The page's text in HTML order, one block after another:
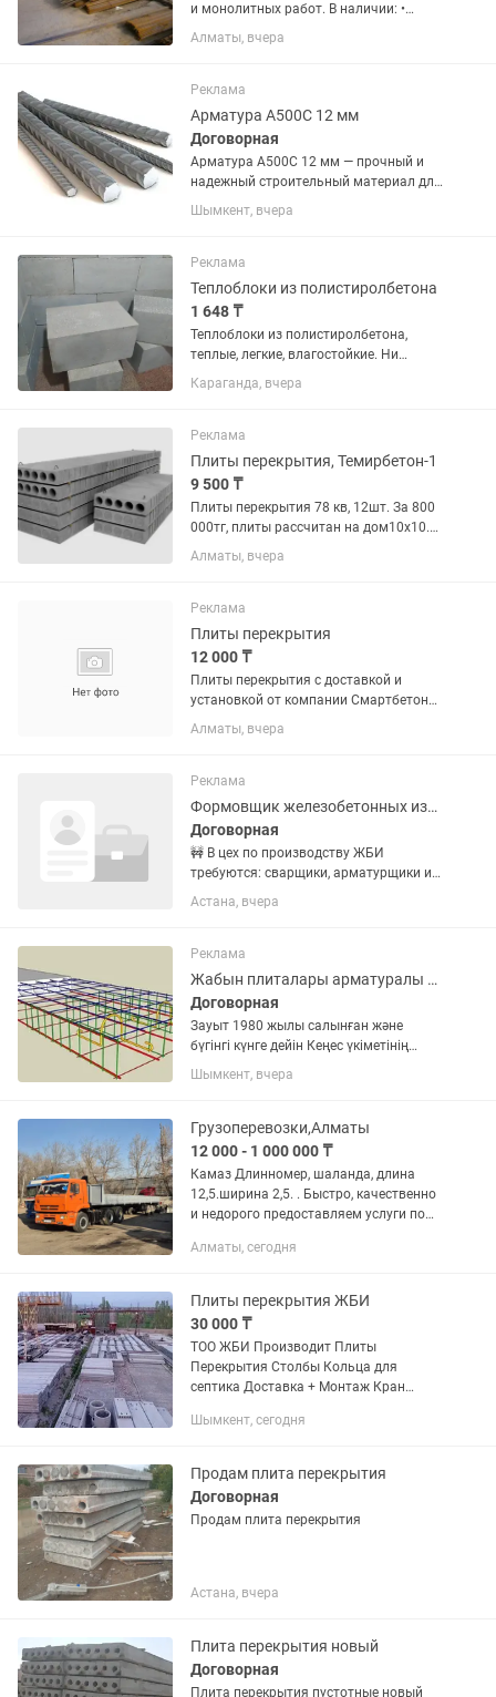
и монолитных работ. В наличии: •
Арматура А1 (гладкая) • Арматура А3 /
А500С (рифленая) • Арматура 6 мм •
Арматура 12 мм •...
Алматы, вчера
Реклама
Арматура А500С 12 мм
Договорная
Арматура А500С 12 мм — прочный и
надежный строительный материал для
армирования фундаментов, плит
перекрытия, колонн и других
Диаметр: 12 мм ✅ Класс прочности:
А500С ✅...
Шымкент, вчера
Реклама
Теплоблоки из полистиролбетона
1 648 ₸
Теплоблоки из полистиролбетона,
теплые, легкие, влагостойкие. Ни
пеноблок, ни газоблок не обладают
такими характеристиками. Стройте
блоков: 100.300.600...
Караганда, вчера
Реклама
Плиты перекрытия, Темирбетон-1
9 500 ₸
Плиты перекрытия 78 кв, 12шт. За 800
000тг, плиты рассчитан на дом10х10.
Плиты находятся в производстве
Темирбетон-1, договор имеется.
0.99 / 1шт. 52-12/ 1.19 /...
Алматы, вчера
Реклама
Плиты перекрытия
12 000 ₸
Плиты перекрытия с доставкой и
установкой от компании Смартбетон
цена за м2 17500
Алматы, вчера
Реклама
Формовщик железобетонных изделий
Договорная
🚧 В цех по производству ЖБИ
требуются: сварщики, арматурщики и
бетонщики 📌 Мы занимаемся
изготовлением железобетонных
фундаментные блоки, плиты
перекрытий,...
Астана, вчера
Реклама
Жабын плиталары арматуралы Плита перекрытия армированная ПК пропаренная
Договорная
Зауыт 1980 жылы салынған және
бүгінгі күнге дейін Кеңес үкіметінің
сызбалары мен стандарттары
бойынша жабын плиталарын
электротермиялық кернеу әдісімен
тартамыз, пеште бумен...
Шымкент, вчера
Грузоперевозки,Алматы
12 000 - 1 000 000 ₸
Камаз Длинномер, шаланда, длина
12,5.ширина 2,5. . Быстро, качественно
и недорого предоставляем услуги по
работаем по Алматы и области.
Алматы, сегодня
Плиты перекрытия ЖБИ
30 000 ₸
ТОО ЖБИ Производит Плиты
Перекрытия Столбы Кольца для
септика Доставка + Монтаж Кран
Шымкент, сегодня
Продам плита перекрытия
Договорная
Продам плита перекрытия
Астана, вчера
Плита перекрытия новый
Договорная
Плита перекрытия пустотные новый